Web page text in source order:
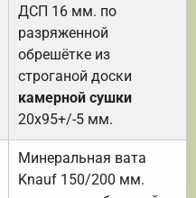
ДСП 16 мм. по
разряженной
обрешётке из
строганой доски
камерной сушки
20х95+/-5 мм.
Минеральная вата
Knauf 150/200 мм.